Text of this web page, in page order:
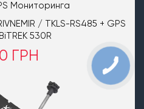
Мониторинга
/ TKLS-RS485 + GPS
530R
ГРН